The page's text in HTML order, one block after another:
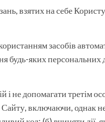
взятих на себе
засобів
будь-яких
і не допомагати третім
включаючи, однак